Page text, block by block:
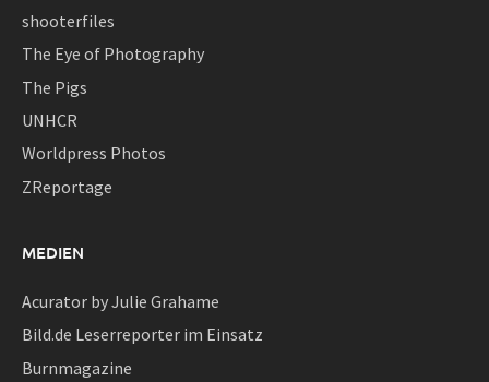
shooterfiles
The Eye of Photography
The Pigs
UNHCR
Worldpress Photos
ZReportage
MEDIEN
Acurator by Julie Grahame
Bild.de Leserreporter im Einsatz
Burnmagazine